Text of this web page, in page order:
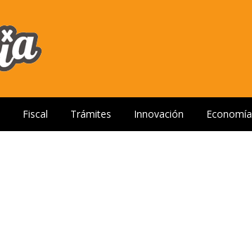
Fiscal Trámites Innovación Economía